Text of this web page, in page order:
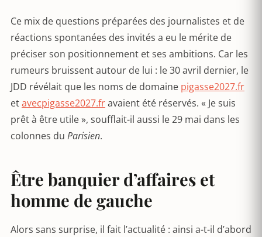
Ce mix de questions préparées des journalistes et de
réactions spontanées des invités a eu le mérite de
préciser son positionnement et ses ambitions. Car les
rumeurs bruissent autour de lui : le 30 avril dernier, le
JDD révélait que les noms de domaine pigasse2027.fr
etavecpigasse2027.fravaient été réservés. « Je suis
prêt à être utile », soufflait-il aussi le 29 mai dans les
colonnes du Parisien.
Être banquier d’affaires et
homme de gauche
Alors sans surprise, il fait l’actualité : ainsi a-t-il d’abord